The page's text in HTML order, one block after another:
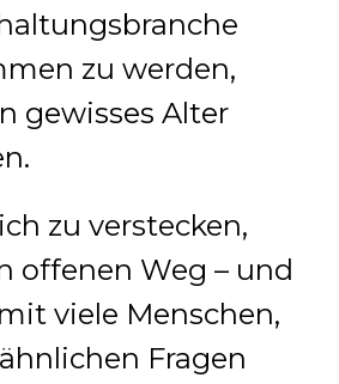
zu werden,
gewisses Alter
zu verstecken,
offenen Weg – und
viele Menschen,
Fragen